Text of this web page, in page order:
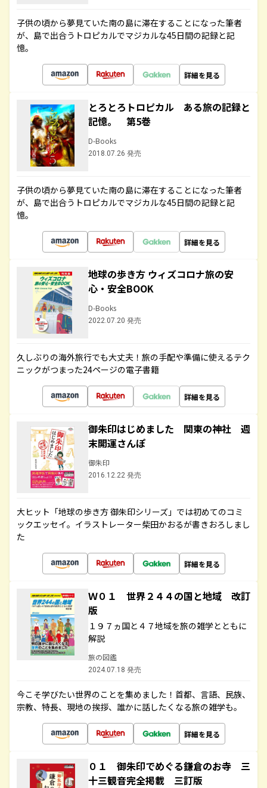
子供の頃から夢見ていた南の島に滞在することになった筆者
が、島で出合うトロピカルでマジカルな45日間の記録と記
憶。
詳細を見る
とろとろトロピカル ある旅の記録と
記憶。 第5巻
D-Books
2018.07.26 発売
子供の頃から夢見ていた南の島に滞在することになった筆者
が、島で出合うトロピカルでマジカルな45日間の記録と記
憶。
詳細を見る
地球の歩き方 ウィズコロナ旅の安
心・安全BOOK
D-Books
2022.07.20 発売
久しぶりの海外旅行でも大丈夫！旅の手配や準備に使えるテク
ニックがつまった24ページの電子書籍
詳細を見る
御朱印はじめました 関東の神社 週
末開運さんぽ
御朱印
2016.12.22 発売
大ヒット「地球の歩き方 御朱印シリーズ」では初めてのコミ
ックエッセイ。イラストレーター柴田かおるが書きおろしまし
た
詳細を見る
Ｗ０１ 世界２４４の国と地域 改訂
版
１９７ヵ国と４７地域を旅の雑学とともに
解説
旅の図鑑
2024.07.18 発売
今こそ学びたい世界のことを集めました！首都、言語、民族、
宗教、特長、現地の挨拶、誰かに話したくなる旅の雑学も。
詳細を見る
０１ 御朱印でめぐる鎌倉のお寺 三
十三観音完全掲載 三訂版